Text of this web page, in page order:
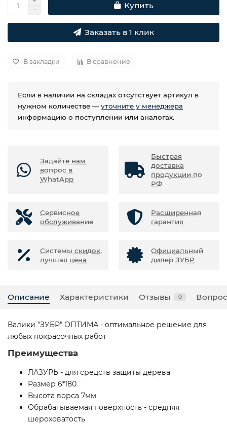
Купить
Заказать в 1 клик
В закладки В сравнение
Если в наличии на складах отсутствует артикул в
нужном количестве —уточните у менеджера
информацию о поступлении или аналогах.
Задайте нам
вопрос в
WhatApp
Быстрая
доставка
продукции по
РФ
Сервисное
обслуживание
Расширенная
гарантия
Системы скидок,
лучшая цена
Официальный
дилер ЗУБР
Описание Характеристики Отзывы 0
Валики ″ЗУБР″ ОПТИМА - оптимальное решение для
любых покрасочных работ
Преимущества
ЛАЗУРЬ - для средств защиты дерева
Размер 6*180
Высота ворса 7мм
Обрабатываемая поверхность - средняя
шероховатость